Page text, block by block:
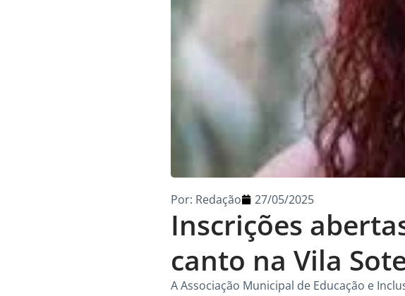
Inscrições
canto na Vila
Por: Redação 27/05/2025
A Associação Municipal de Educação e